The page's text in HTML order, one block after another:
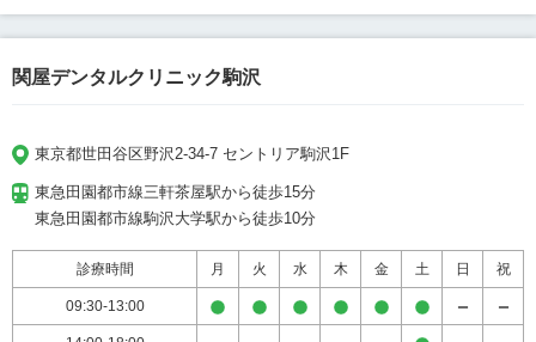
関屋デンタルクリニック駒沢
東京都世田谷区野沢2-34-7 セントリア駒沢1F
東急田園都市線三軒茶屋駅から徒歩15分
東急田園都市線駒沢大学駅から徒歩10分
診療時間 月 火 水 木 金 土 日 祝
09:30-13:00